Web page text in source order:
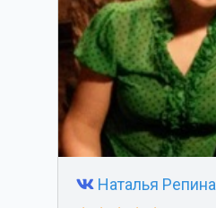
Наталья Репина